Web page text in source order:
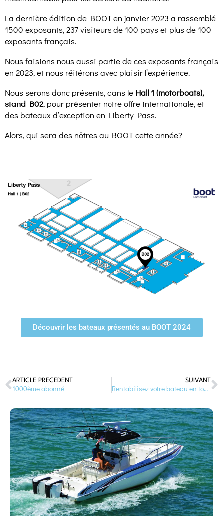
La dernière édition de BOOT en janvier 2023 a rassemblé
1500 exposants, 237 visiteurs de 100 pays et plus de 100
exposants français.
Nous faisions nous aussi partie de ces exposants français
en 2023, et nous réitérons avec plaisir l’expérience.
Nous serons donc présents, dans le Hall 1 (motorboats),
stand B02, pour présenter notre offre internationale, et
des bateaux d’exception en Liberty Pass.
Alors, qui sera des nôtres au BOOT cette année?
Découvrir les bateaux présentés au BOOT 2024
ARTICLE PRÉCÉDENT
1000ème abonné
SUIVANT
Rentabilisez votre bateau en toute sécurité !